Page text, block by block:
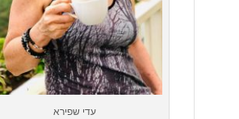
עדי שפירא